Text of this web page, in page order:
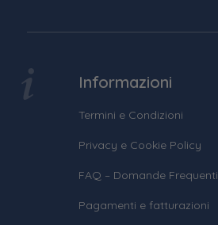
Informazioni
Termini e Condizioni
Privacy e Cookie Policy
FAQ – Domande Frequenti
Pagamenti e fatturazioni